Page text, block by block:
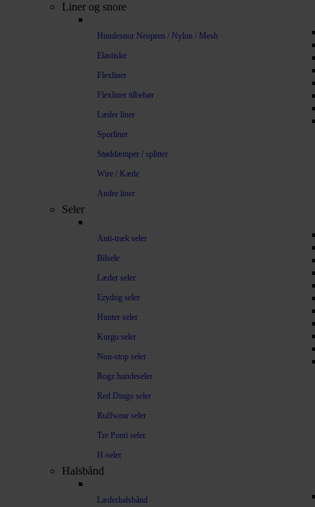
Liner og snore
Hundesnor Neopren / Nylon / Mesh
Elastiske
Flexliner
Flexliner tilbehør
Læder liner
Sporliner
Støddæmper / splitter
Wire / Kæde
Andre liner
Seler
Anti-træk seler
Bilsele
Læder seler
Ezydog seler
Hunter seler
Kurgo seler
Non-stop seler
Rogz hundeseler
Red Dingo seler
Ruffwear seler
Tre Ponti seler
H-seler
Halsbånd
Læderhalsbånd